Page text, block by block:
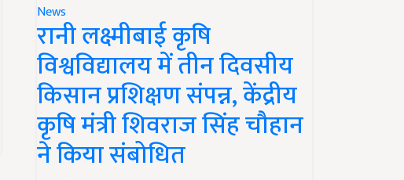
News
रानी लक्ष्मीबाई कृषि
विश्वविद्यालय में तीन दिवसीय
किसान प्रशिक्षण संपन्न, केंद्रीय
कृषि मंत्री शिवराज सिंह चौहान
ने किया संबोधित